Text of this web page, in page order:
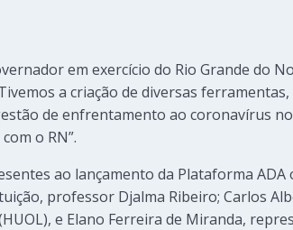
em exercício do Rio Grande do
a criação de diversas
de enfrentamento ao coronavírus
o RN”.
ao lançamento da Plataforma
professor Djalma Ribeiro; Carlos
e Elano Ferreira de Miranda,